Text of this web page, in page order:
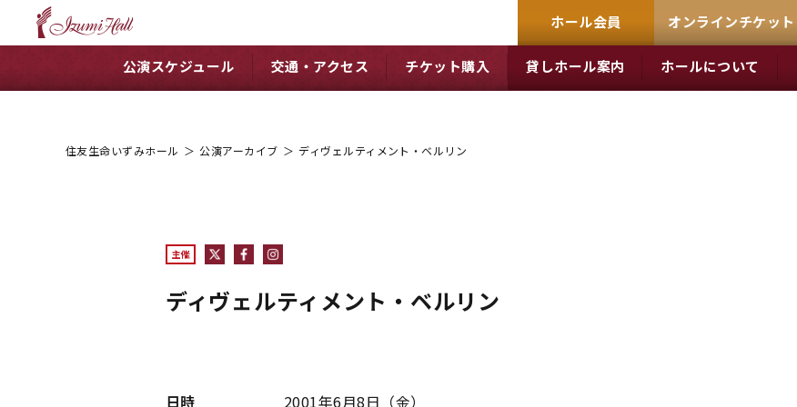
ホール会員 オンラインチケット
公演スケジュール 交通・アクセス チケット購入 貸しホール案内 ホールについて
住友生命いずみホール ＞ 公演アーカイブ ＞ ディヴェルティメント・ベルリン
主催
ディヴェルティメント・ベルリン
日時 2001年6月8日（金）